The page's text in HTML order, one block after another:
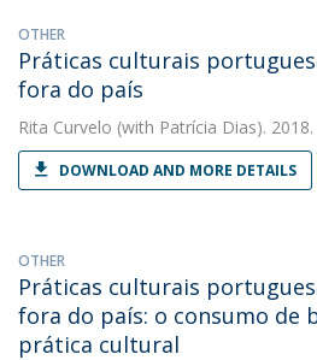
OTHER
Práticas culturais
fora do país
Rita Curvelo (with Patrícia Dias). 2018.
DOWNLOAD AND MORE DETAILS
OTHER
Práticas culturais
fora do país: o consumo de
prática cultural